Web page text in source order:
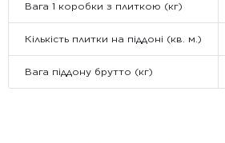
Вага 1 коробки з плиткою (кг)
Кількість плитки на піддоні (кв. м.)
Вага піддону брутто (кг)